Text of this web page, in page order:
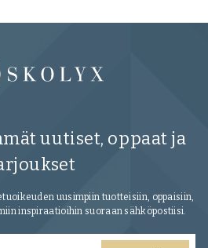
uutiset, oppaat ja
uusimpiin tuotteisiin, oppaisiin,
inspiraatioihin suoraan sähköpostiisi.